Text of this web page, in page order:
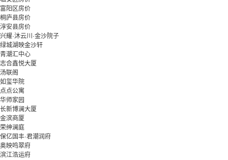
富阳区房价
桐庐县房价
淳安县房价
兴耀·沐云川·金沙院子
绿城湖映金沙轩
青潮汇中心
志合鑫悦大厦
汤联阁
如玺华院
点点公寓
华师家园
长新博澜大厦
金滨商厦
荣绅澜庭
保亿国丰·君潮润府
奥映鸣翠府
滨江浩运府